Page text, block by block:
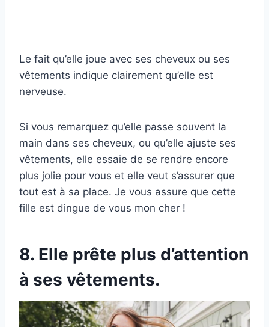
Le fait qu’elle joue avec ses cheveux ou ses
vêtements indique clairement qu’elle est
nerveuse.
Si vous remarquez qu’elle passe souvent la
main dans ses cheveux, ou qu’elle ajuste ses
vêtements, elle essaie de se rendre encore
plus jolie pour vous et elle veut s’assurer que
tout est à sa place. Je vous assure que cette
fille est dingue de vous mon cher !
8. Elle prête plus d’attention
à ses vêtements.